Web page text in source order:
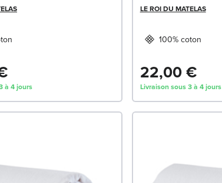
à 4 jours
LE ROI DU MATELAS
100% coton
22,00 €
Livraison sous 3 à 4 jours